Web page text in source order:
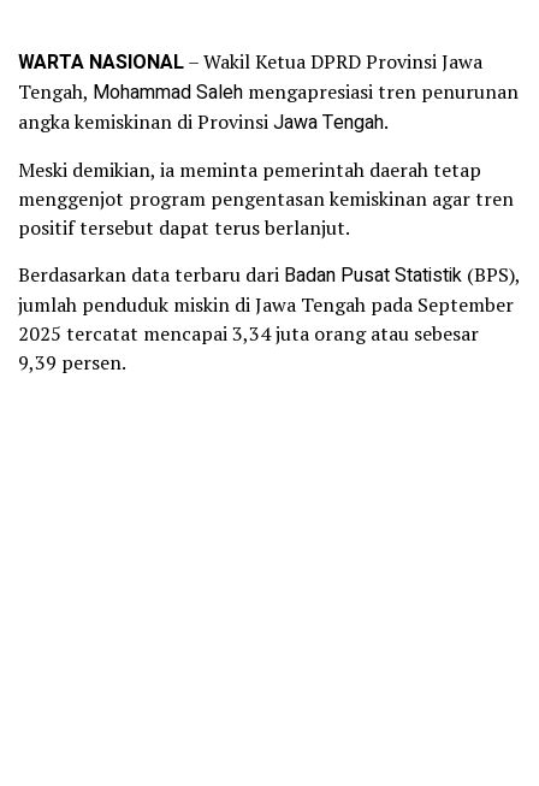
WARTA NASIONAL– Wakil Ketua DPRD Provinsi Jawa
Tengah, Mohammad Saleh mengapresiasi tren penurunan
angka kemiskinan di ProvinsiJawa Tengah.
Meski demikian, ia meminta pemerintah daerah tetap
menggenjot program pengentasan kemiskinan agar tren
positif tersebut dapat terus berlanjut.
Berdasarkan data terbaru dari Badan Pusat Statistik (BPS),
jumlah penduduk miskin di Jawa Tengah pada September
2025 tercatat mencapai 3,34 juta orang atau sebesar
9,39 persen.